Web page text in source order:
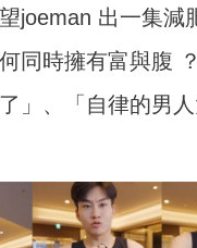
joeman 出一集減
何同時擁有富與腹
」、「自律的男